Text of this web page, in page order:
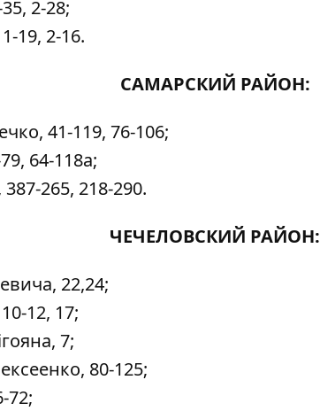
2-28;
19, 2-16.
САМАРСКИЙ РАЙОН:
41-119, 76-106;
64-118а;
265, 218-290.
ЧЕЧЕЛОВСКИЙ РАЙОН:
22,24;
12, 17;
7;
80-125;
72;